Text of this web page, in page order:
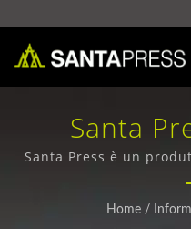
Santa
Santa Press è un
specializzato nella
plastica
Home /